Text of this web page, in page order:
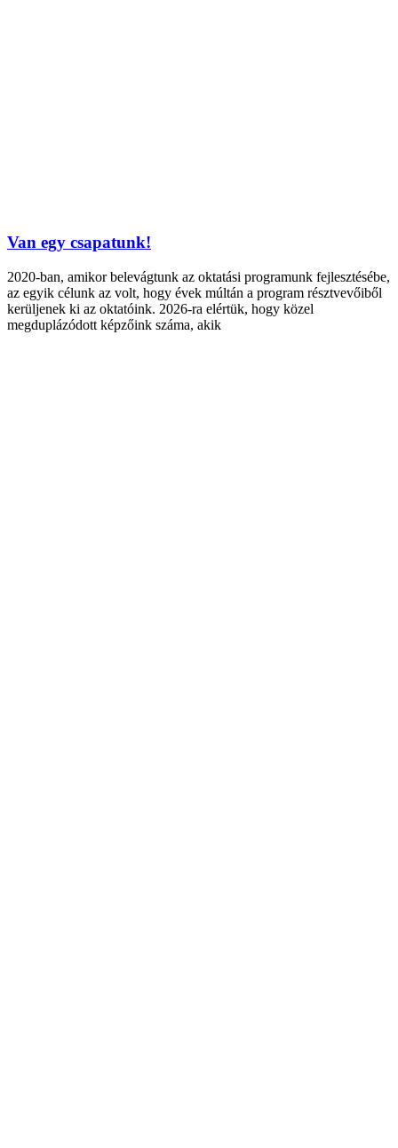
Van egy csapatunk!
2020-ban, amikor belevágtunk az oktatási programunk fejlesztésébe,
az egyik célunk az volt, hogy évek múltán a program résztvevőiből
kerüljenek ki az oktatóink. 2026-ra elértük, hogy közel
megduplázódott képzőink száma, akik